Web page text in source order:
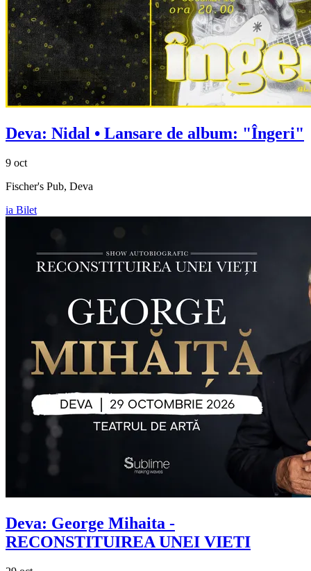
Deva: Nidal • Lansare de album: "Îngeri"
9 oct
Fischer's Pub, Deva
ia Bilet
Deva: George Mihaita -
RECONSTITUIREA UNEI VIETI